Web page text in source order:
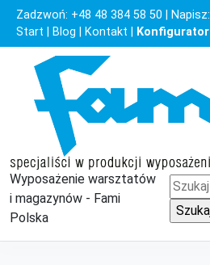
Zadzwoń: +48 48 384 58 50 | Napisz:
Start
Blog Kontakt Konfigurator
Wyposażenie warsztatów
i magazynów - Fami
Polska
Szukaj: